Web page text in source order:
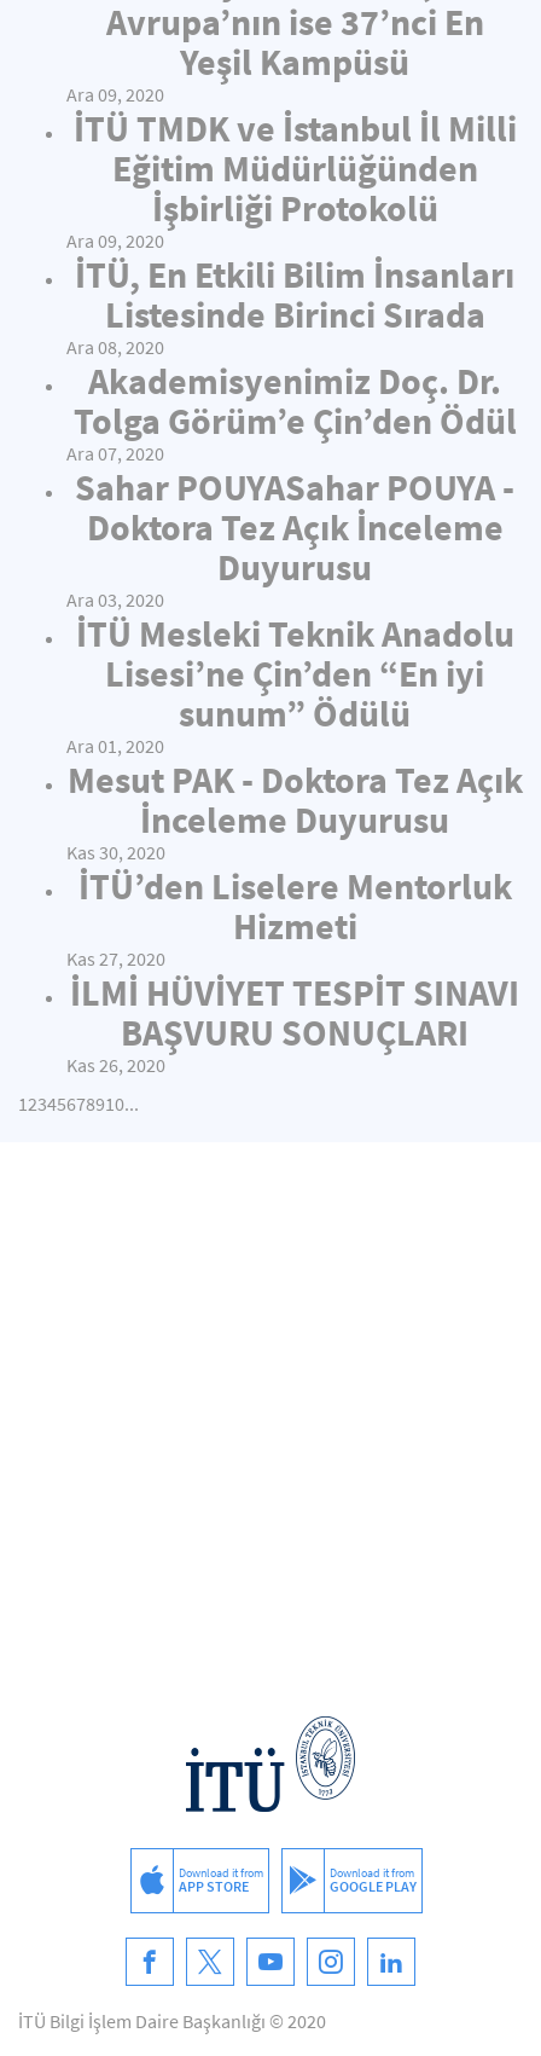
Avrupa’nın ise 37’nci En
Yeşil Kampüsü
Ara 09, 2020
İTÜ TMDK ve İstanbul İl Milli
Eğitim Müdürlüğünden
İşbirliği Protokolü
Ara 09, 2020
İTÜ, En Etkili Bilim İnsanları
Listesinde Birinci Sırada
Ara 08, 2020
Akademisyenimiz Doç. Dr.
Tolga Görüm’e Çin’den Ödül
Ara 07, 2020
Sahar POUYASahar POUYA -
Doktora Tez Açık İnceleme
Duyurusu
Ara 03, 2020
İTÜ Mesleki Teknik Anadolu
Lisesi’ne Çin’den “En iyi
sunum” Ödülü
Ara 01, 2020
Mesut PAK - Doktora Tez Açık
İnceleme Duyurusu
Kas 30, 2020
İTÜ’den Liselere Mentorluk
Hizmeti
Kas 27, 2020
İLMİ HÜVİYET TESPİT SINAVI
BAŞVURU SONUÇLARI
Kas 26, 2020
12345678910...
Download it from
APP STORE
Download it from
GOOGLE PLAY
İTÜ Bilgi İşlem Daire Başkanlığı © 2020